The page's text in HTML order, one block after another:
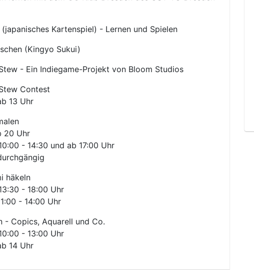
Kartenspiel) - Lernen und Spielen
(Kingyo Sukui)
- Ein Indiegame-Projekt von Bloom Studios
Contest
13 Uhr
20 Uhr
- 14:30 und ab 17:00 Uhr
häkeln
- 18:00 Uhr
- 14:00 Uhr
- Copics, Aquarell und Co.
- 13:00 Uhr
14 Uhr